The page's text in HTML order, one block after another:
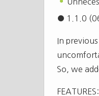
● 1.1.0
In
So, we
FEATURES: